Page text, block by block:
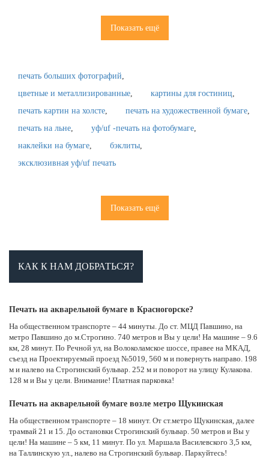
Показать ещё
печать больших фотографий
цветные и металлизированные
картины для гостиниц
печать картин на холсте
печать на художественной бумаге
печать на льне
уф/uf -печать на фотобумаге
наклейки на бумаге
бэклиты
эксклюзивная уф/uf печать
Показать ещё
КАК К НАМ ДОБРАТЬСЯ?
Печать на акварельной бумаге в Красногорске?
На общественном транспорте – 44 минуты. До ст. МЦД Павшино, на
метро Павшино до м.Строгино. 740 метров и Вы у цели! На машине – 9.6
км, 28 минут. По Речной ул, на Волоколамское шоссе, правее на МКАД,
съезд на Проектируемый проезд №5019, 560 м и повернуть направо. 198
м и налево на Строгинский бульвар. 252 м и поворот на улицу Кулакова.
128 м и Вы у цели. Внимание! Платная парковка!
Печать на акварельной бумаге возле метро Щукинская
На общественном транспорте – 18 минут. От ст.метро Щукинская, далее
трамвай 21 и 15. До остановки Строгинский бульвар. 50 метров и Вы у
цели! На машине – 5 км, 11 минут. По ул. Маршала Василевского 3,5 км,
на Таллинскую ул., налево на Строгинский бульвар. Паркуйтесь!